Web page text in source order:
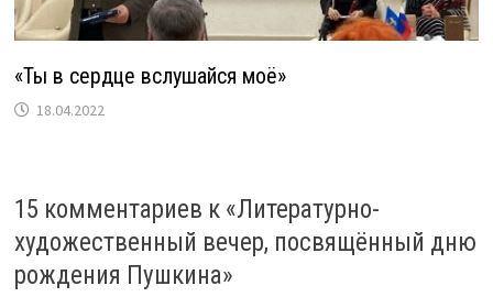
«Ты в сердце вслушайся моё»
18.04.2022
15 комментариев к «Литературно-
художественный вечер, посвящённый дню
рождения Пушкина»